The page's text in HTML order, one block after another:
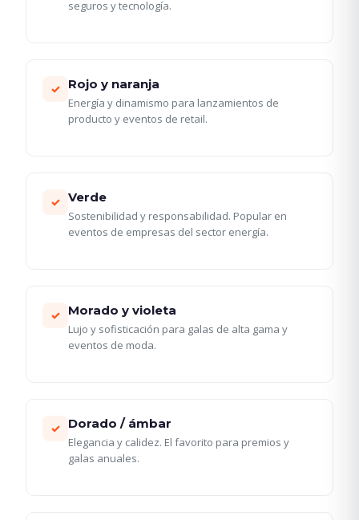
seguros y tecnología.
✓ Rojo y naranja
Energía y dinamismo para lanzamientos de
producto y eventos de retail.
✓ Verde
Sostenibilidad y responsabilidad. Popular en
eventos de empresas del sector energía.
✓ Morado y violeta
Lujo y sofisticación para galas de alta gama y
eventos de moda.
✓ Dorado / ámbar
Elegancia y calidez. El favorito para premios y
galas anuales.